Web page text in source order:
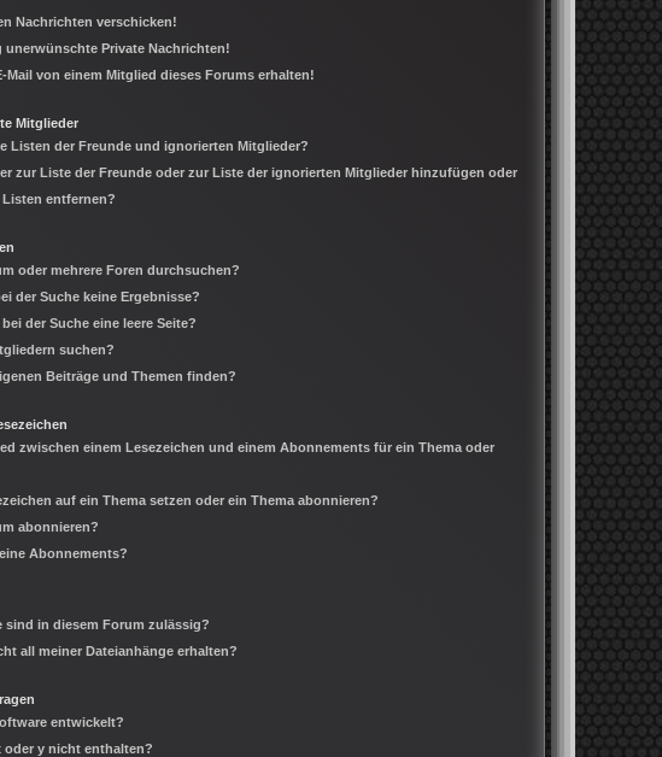
Nachrichten verschicken!
unerwünschte Private Nachrichten!
Mail von einem Mitglied dieses Forums erhalten!
Mitglieder
Listen der Freunde und ignorierten Mitglieder?
zur Liste der Freunde oder zur Liste der ignorierten Mitglieder hinzufügen oder
entfernen?
oder mehrere Foren durchsuchen?
der Suche keine Ergebnisse?
der Suche eine leere Seite?
suchen?
Beiträge und Themen finden?
zwischen einem Lesezeichen und einem Abonnements für ein Thema oder
auf ein Thema setzen oder ein Thema abonnieren?
abonnieren?
Abonnements?
sind in diesem Forum zulässig?
all meiner Dateianhänge erhalten?
entwickelt?
oder y nicht enthalten?